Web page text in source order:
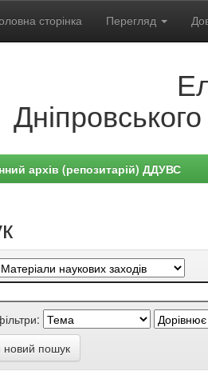
сторінка Перегляд
архів (репозитарій) ДДУВС
новий пошук